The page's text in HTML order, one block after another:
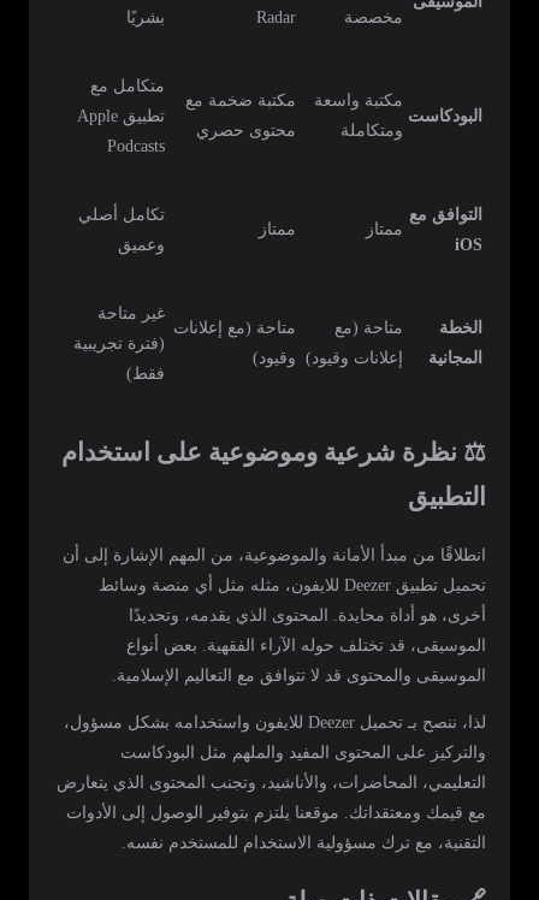
مخصصة
Radar بشريًا
البودكاست
مكتبة واسعة
ومتكاملة
مكتبة ضخمة مع
محتوى حصري
متكامل مع
تطبيق Apple
Podcasts
التوافق مع
iOS
ممتاز ممتاز
تكامل أصلي
وعميق
الخطة
المجانية
متاحة (مع
إعلانات وقيود)
متاحة (مع إعلانات
وقيود)
غير متاحة
(فترة تجريبية
فقط)
⚖️ نظرة شرعية وموضوعية على استخدام
التطبيق
انطلاقًا من مبدأ الأمانة والموضوعية، من المهم الإشارة إلى أن
تحميل تطبيق Deezer للايفون، مثله مثل أي منصة وسائط
أخرى، هو أداة محايدة. المحتوى الذي يقدمه، وتحديدًا
الموسيقى، قد تختلف حوله الآراء الفقهية. بعض أنواع
الموسيقى والمحتوى قد لا تتوافق مع التعاليم الإسلامية.
لذا، ننصح بـ تحميل Deezer للايفون واستخدامه بشكل مسؤول،
والتركيز على المحتوى المفيد والملهم مثل البودكاست
التعليمي، المحاضرات، والأناشيد، وتجنب المحتوى الذي يتعارض
مع قيمك ومعتقداتك. موقعنا يلتزم بتوفير الوصول إلى الأدوات
التقنية، مع ترك مسؤولية الاستخدام للمستخدم نفسه.